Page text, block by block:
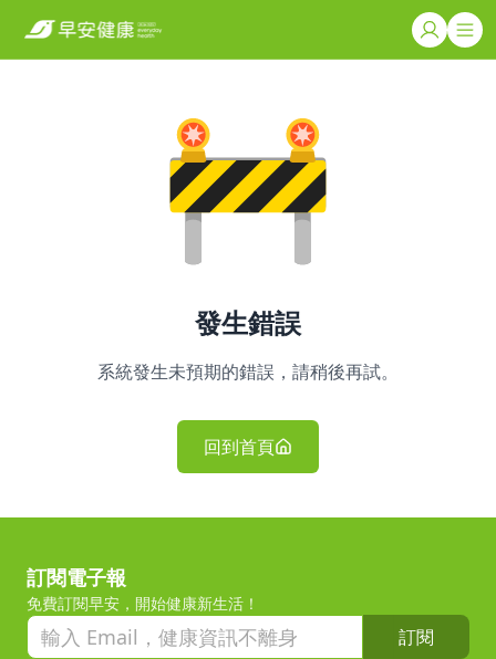
發生錯誤
系統發生未預期的錯誤，請稍後再試。
回到首頁
訂閱電子報
免費訂閱早安，開始健康新生活！
訂閱